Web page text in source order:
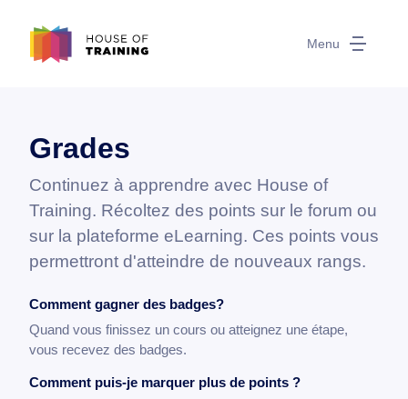
Menu
Grades
Continuez à apprendre avec House of
Training. Récoltez des points sur le forum ou
sur la plateforme eLearning. Ces points vous
permettront d'atteindre de nouveaux rangs.
Comment gagner des badges?
Quand vous finissez un cours ou atteignez une étape,
vous recevez des badges.
Comment puis-je marquer plus de points ?